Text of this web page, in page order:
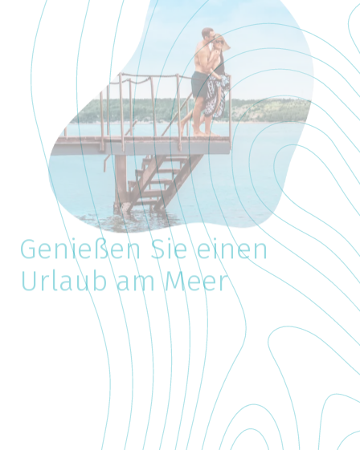
Genießen Sie einen
Urlaub am Meer
Genießen Sie die Kraft
der Sonne